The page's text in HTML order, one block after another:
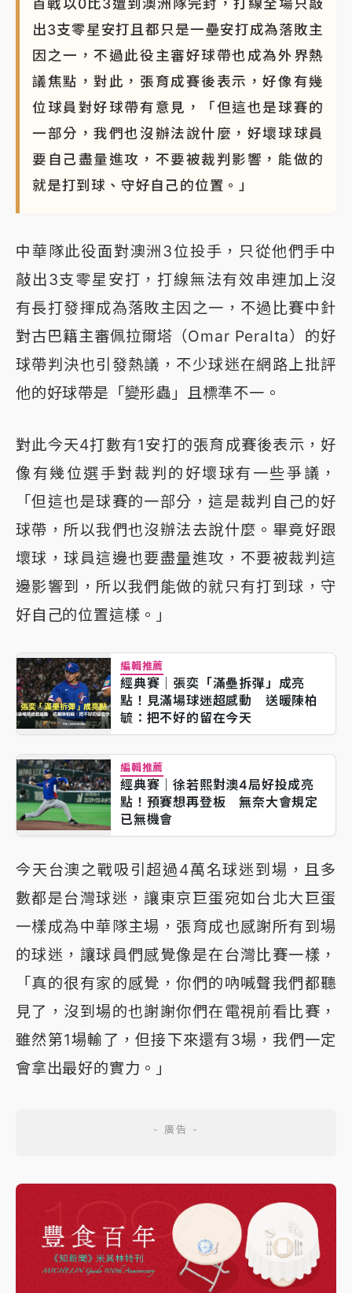
首戰以0比3遭到澳洲隊完封，打線全場只敲
出3支零星安打且都只是一壘安打成為落敗主
因之一，不過此役主審好球帶也成為外界熱
議焦點，對此，張育成賽後表示，好像有幾
位球員對好球帶有意見，「但這也是球賽的
一部分，我們也沒辦法說什麼，好壞球球員
要自己盡量進攻，不要被裁判影響，能做的
就是打到球、守好自己的位置。」
中華隊此役面對澳洲3位投手，只從他們手中
敲出3支零星安打，打線無法有效串連加上沒
有長打發揮成為落敗主因之一，不過比賽中針
對古巴籍主審佩拉爾塔（Omar Peralta）的好
球帶判決也引發熱議，不少球迷在網路上批評
他的好球帶是「變形蟲」且標準不一。
對此今天4打數有1安打的張育成賽後表示，好
像有幾位選手對裁判的好壞球有一些爭議，
「但這也是球賽的一部分，這是裁判自己的好
球帶，所以我們也沒辦法去說什麼。畢竟好跟
壞球，球員這邊也要盡量進攻，不要被裁判這
邊影響到，所以我們能做的就只有打到球，守
好自己的位置這樣。」
編輯推薦
經典賽｜張奕「滿壘拆彈」成亮
點！見滿場球迷超感動 送暖陳柏
毓：把不好的留在今天
編輯推薦
經典賽｜徐若熙對澳4局好投成亮
點！預賽想再登板 無奈大會規定
已無機會
今天台澳之戰吸引超過4萬名球迷到場，且多
數都是台灣球迷，讓東京巨蛋宛如台北大巨蛋
一樣成為中華隊主場，張育成也感謝所有到場
的球迷，讓球員們感覺像是在台灣比賽一樣，
「真的很有家的感覺，你們的吶喊聲我們都聽
見了，沒到場的也謝謝你們在電視前看比賽，
雖然第1場輸了，但接下來還有3場，我們一定
會拿出最好的實力。」